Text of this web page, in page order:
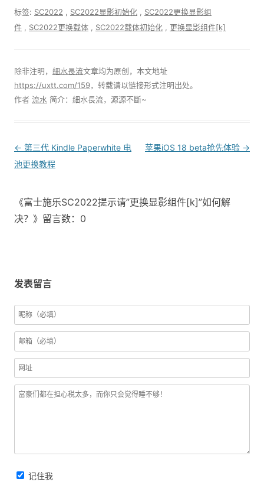
标签: SC2022 SC2022显影初始化
SC2022更换显影组
件
SC2022更换载体 SC2022载体初始化 更换显影组件[k]
除非注明， 細水長流文章均为原创，本文地址
https://uxtt.com/159，转载请以链接形式注明出处。
作者 流水 简介：細水長流，源源不斷~
Post
navigation
← 第三代 Kindle Paperwhite 电
池更换教程
苹果iOS 18 beta抢先体验 →
《富士施乐SC2022提示请”更换显影组件[k]”如何解
决？》留言数：0
发表留言
记住我